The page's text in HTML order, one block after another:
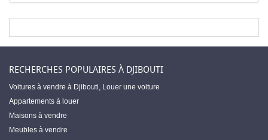
RECHERCHES POPULAIRES À DJIBOUTI
Voitures à vendre à Djibouti, Louer une voiture
Appartements à louer
Maisons à vendre
Meubles à vendre